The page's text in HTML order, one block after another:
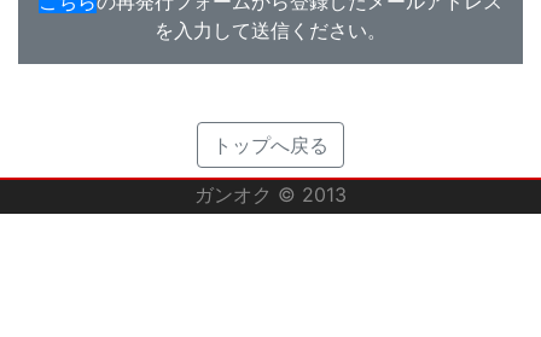
を入力して送信ください。
トップへ戻る
ガンオク © 2013